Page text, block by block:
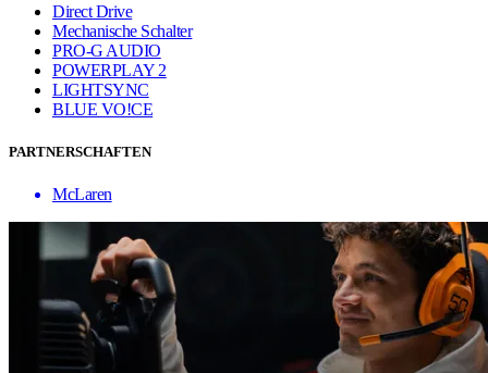
Direct Drive
Mechanische Schalter
PRO-G AUDIO
POWERPLAY 2
LIGHTSYNC
BLUE VO!CE
PARTNERSCHAFTEN
McLaren